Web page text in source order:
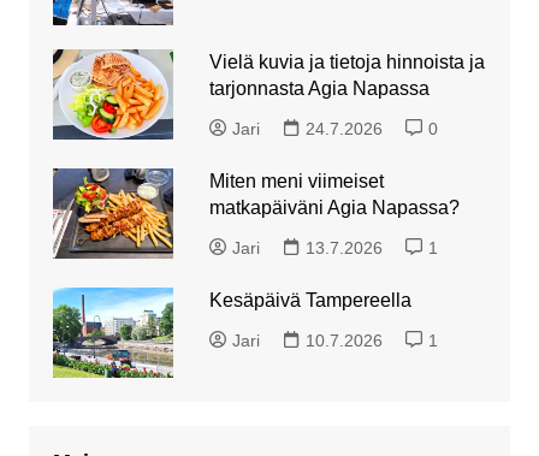
Vielä kuvia ja tietoja hinnoista ja
tarjonnasta Agia Napassa
Jari 24.7.2026 0
Miten meni viimeiset
matkapäiväni Agia Napassa?
Jari 13.7.2026 1
Kesäpäivä Tampereella
Jari 10.7.2026 1